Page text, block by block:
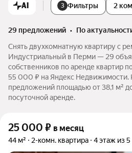
AI 3 Фильтры 2
29 предложений •
по
Снять двухкомнатную квартиру с
Индустриальный в Перми — 29
собственников по аренде квартир
55 000 ₽ на Яндекс Недвижимости.
предложений площадью от 38,1 м²
посуточной аренде.
25 000 ₽ в месяц
44 м² 2-комн. квартира 4 этаж из 5